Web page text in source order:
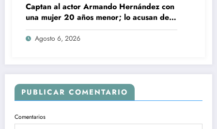
Captan al actor Armando Hernández con
una mujer 20 años menor; lo acusan de
infidelidad a su esposa
Agosto 6, 2026
PUBLICAR COMENTARIO
Comentarios